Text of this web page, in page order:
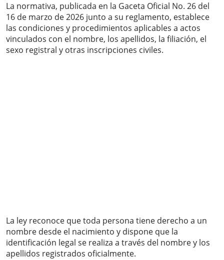
La normativa, publicada en la Gaceta Oficial No. 26 del
16 de marzo de 2026 junto a su reglamento, establece
las condiciones y procedimientos aplicables a actos
vinculados con el nombre, los apellidos, la filiación, el
sexo registral y otras inscripciones civiles.
La ley reconoce que toda persona tiene derecho a un
nombre desde el nacimiento y dispone que la
identificación legal se realiza a través del nombre y los
apellidos registrados oficialmente.